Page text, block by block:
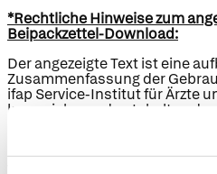
*Rechtliche Hinweise zum
Beipackzettel-Download:
Der angezeigte Text ist eine
Zusammenfassung der
ifap Service-Institut für Ärzte
kann sich von den Inhalten
unterscheiden. Er dient der